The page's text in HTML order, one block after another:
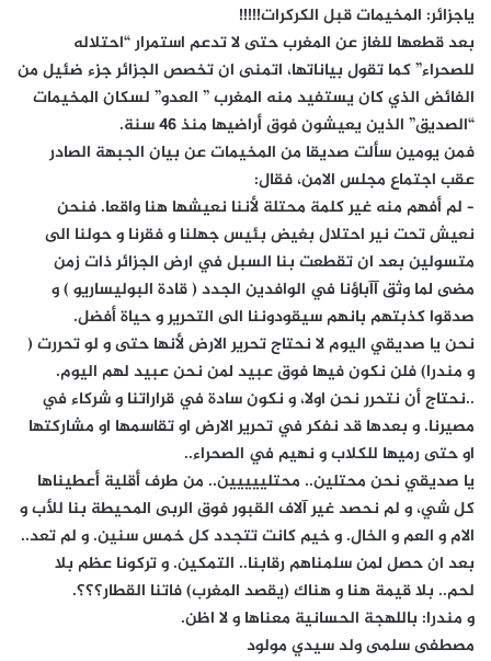
ياجزائر: المخيمات قبل الكركرات!!!!!
بعد قطعها للغاز عن المغرب حتى لا تدعم استمرار “احتلاله
للصحراء” كما تقول بياناتها، اتمنى ان تخصص الجزائر جزء ضئيل من
الفائض الذي كان يستفيد منه المغرب ” العدو” لسكان المخيمات
“الصديق” الذين يعيشون فوق أراضيها منذ 46 سنة.
فمن يومين سألت صديقا من المخيمات عن بيان الجبهة الصادر
عقب اجتماع مجلس الامن، فقال:
– لم أفهم منه غير كلمة محتلة لأننا نعيشها هنا واقعا. فنحن
نعيش تحت نير احتلال بغيض بئيس جهلنا و فقرنا و حولنا الى
متسولين بعد ان تقطعت بنا السبل في ارض الجزائر ذات زمن
مضى لما وثق آآباؤنا في الوافدين الجدد ( قادة البوليساريو ) و
صدقوا كذبتهم بانهم سيقودوننا الى التحرير و حياة أفضل.
نحن يا صديقي اليوم لا نحتاج تحرير الارض لأنها حتى و لو تحررت (
و مندرا) فلن نكون فيها فوق عبيد لمن نحن عبيد لهم اليوم.
..نحتاج أن نتحرر نحن اولا، و نكون سادة في قراراتنا و شركاء في
مصيرنا. و بعدها قد نفكر في تحرير الارض او تقاسمها او مشاركتها
او حتى رميها للكلاب و نهيم في الصحراء..
يا صديقي نحن محتلين.. محتلييييين.. من طرف أقلية أعطيناها
كل شي، و لم نحصد غير آلاف القبور فوق الربى المحيطة بنا للأب و
الام و العم و الخال. و خيم كانت تتجدد كل خمس سنين. و لم تعد..
بعد ان حصل لمن سلمناهم رقابنا.. التمكين. و تركونا عظم بلا
لحم.. بلا قيمة هنا و هناك (يقصد المغرب) فاتنا القطار؟؟؟.
و مندرا: باللهجة الحسانية معناها و لا اظن.
مصطفى سلمى ولد سيدي مولود